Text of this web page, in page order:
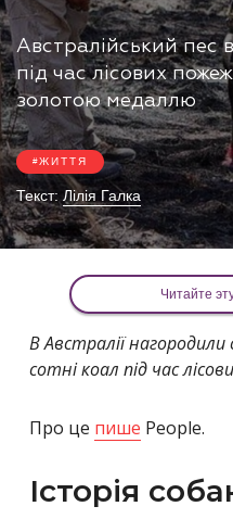
Австралійський пес
під час лісових
золотою медаллю
ЖИТТЯ
Текст: Лілія Галка
Читайте
В Австралії
сотні коал під час
Про це пише People.
Історія